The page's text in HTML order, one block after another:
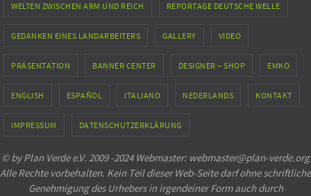
WELTEN ZWISCHEN ARM UND REICH REPORTAGE DEUTSCHE WELLE
GEDANKEN EINES LANDARBEITERS GALLERY VIDEO
PRÄSENTATION BANNER CENTER DESIGNER – SHOP EMKO
ENGLISH ESPAÑOL ITALIANO NEDERLANDS KONTAKT
IMPRESSUM DATENSCHUTZERKLÄRUNG
© by Plan Verde e.V. 2009 -2024 Webmaster: webmaster@plan-verde.org
Alle Rechte vorbehalten. Kein Teil dieser Web-Seite darf ohne schriftliche
Genehmigung des Urhebers in irgendeiner Form auch durch